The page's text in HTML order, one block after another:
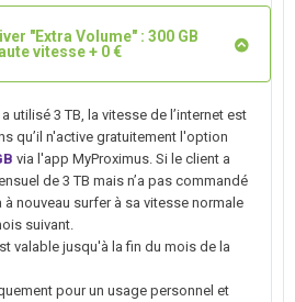
"Extra Volume" : 300 GB
vitesse + 0 €
utilisé 3 TB, la vitesse de l’internet est
qu’il n'active gratuitement l'option
via l'app MyProximus. Si le client a
de 3 TB mais n’a pas commandé
à nouveau surfer à sa vitesse normale
suivant.
valable jusqu'à la fin du mois de la
pour un usage personnel et